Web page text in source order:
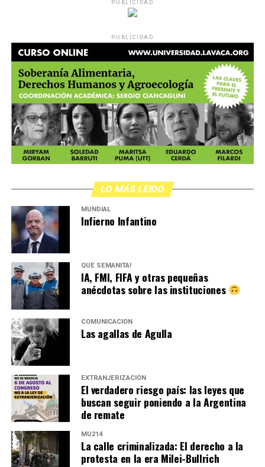
PUBLICIDAD
PUBLICIDAD
LO MÁS LEIDO
MUNDIAL
Infierno Infantino
QUÉ SEMANITA!
IA, FMI, FIFA y otras pequeñas
anécdotas sobre las instituciones
COMUNICACIÓN
Las agallas de Agulla
EXTRANJERIZACIÓN
El verdadero riesgo país: las leyes que
buscan seguir poniendo a la Argentina
de remate
MU214
La calle criminalizada: El derecho a la
protesta en la era Milei-Bullrich